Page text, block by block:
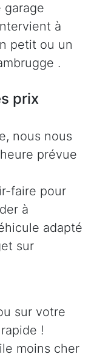
garage
à
petit ou un
.
prix
nous nous
prévue
faire pour
à
adapté
sur
sur votre
!
moins cher